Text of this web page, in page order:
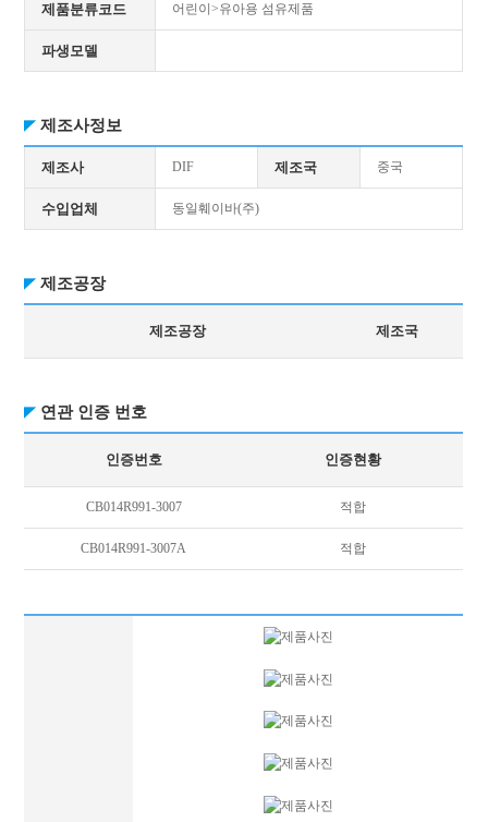
제품분류코드 어린이>유아용 섬유제품
파생모델
제조사정보
제조사 DIF 제조국 중국
수입업체 동일훼이바(주)
제조공장
제조공장 제조국
연관 인증 번호
인증번호 인증현황
CB014R991-3007 적합
CB014R991-3007A 적합